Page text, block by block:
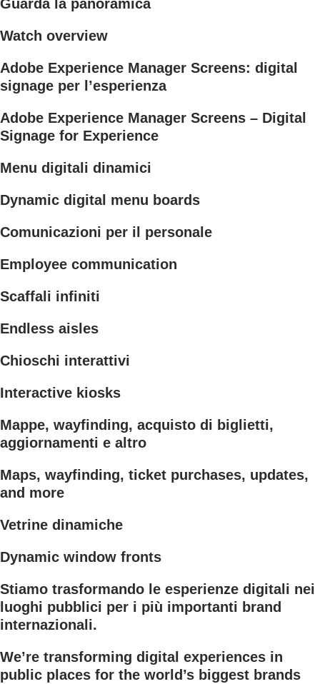
Guarda la panoramica
Watch overview
Adobe Experience Manager Screens: digital
signage per l’esperienza
Adobe Experience Manager Screens – Digital
Signage for Experience
Menu digitali dinamici
Dynamic digital menu boards
Comunicazioni per il personale
Employee communication
Scaffali infiniti
Endless aisles
Chioschi interattivi
Interactive kiosks
Mappe, wayfinding, acquisto di biglietti,
aggiornamenti e altro
Maps, wayfinding, ticket purchases, updates,
and more
Vetrine dinamiche
Dynamic window fronts
Stiamo trasformando le esperienze digitali nei
luoghi pubblici per i più importanti brand
internazionali.
We’re transforming digital experiences in
public places for the world’s biggest brands